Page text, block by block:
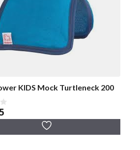
KIDS Mock Turtleneck 200